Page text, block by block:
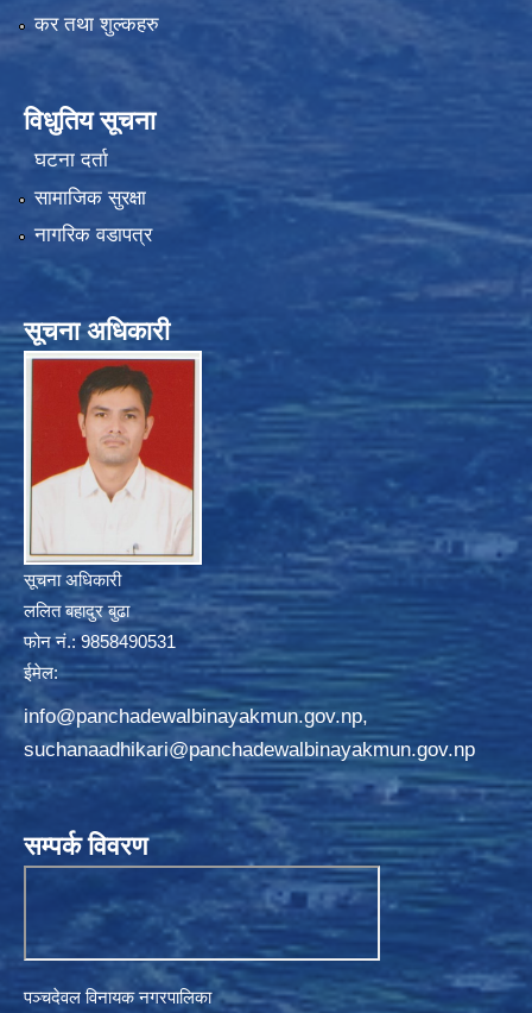
कर तथा शुल्कहरु
विधुतिय सूचना
घटना दर्ता
सामाजिक सुरक्षा
नागरिक वडापत्र
सूचना अधिकारी
सूचना अधिकारी
ललित बहादुर बुढा
फोन नं.: 9858490531
ईमेल:
info@panchadewalbinayakmun.gov.np,
suchanaadhikari@panchadewalbinayakmun.gov.np
सम्पर्क विवरण
पञ्चदेवल विनायक नगरपालिका